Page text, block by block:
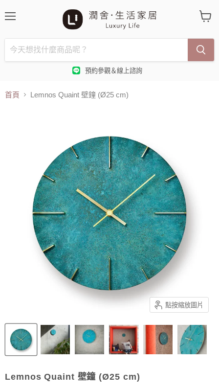
預約參觀＆線上諮詢
購
物
車
首頁 Lemnos Quaint 壁鐘 (Ø25 cm)
點按縮放圖片
Lemnos Quaint 壁鐘 (Ø25 cm)